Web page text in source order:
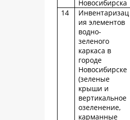
Новосибирска
14
Инвентаризац
ия элементов
водно-
зеленого
каркаса в
городе
Новосибирске
(зеленые
крыши и
вертикальное
озеленение,
карманные